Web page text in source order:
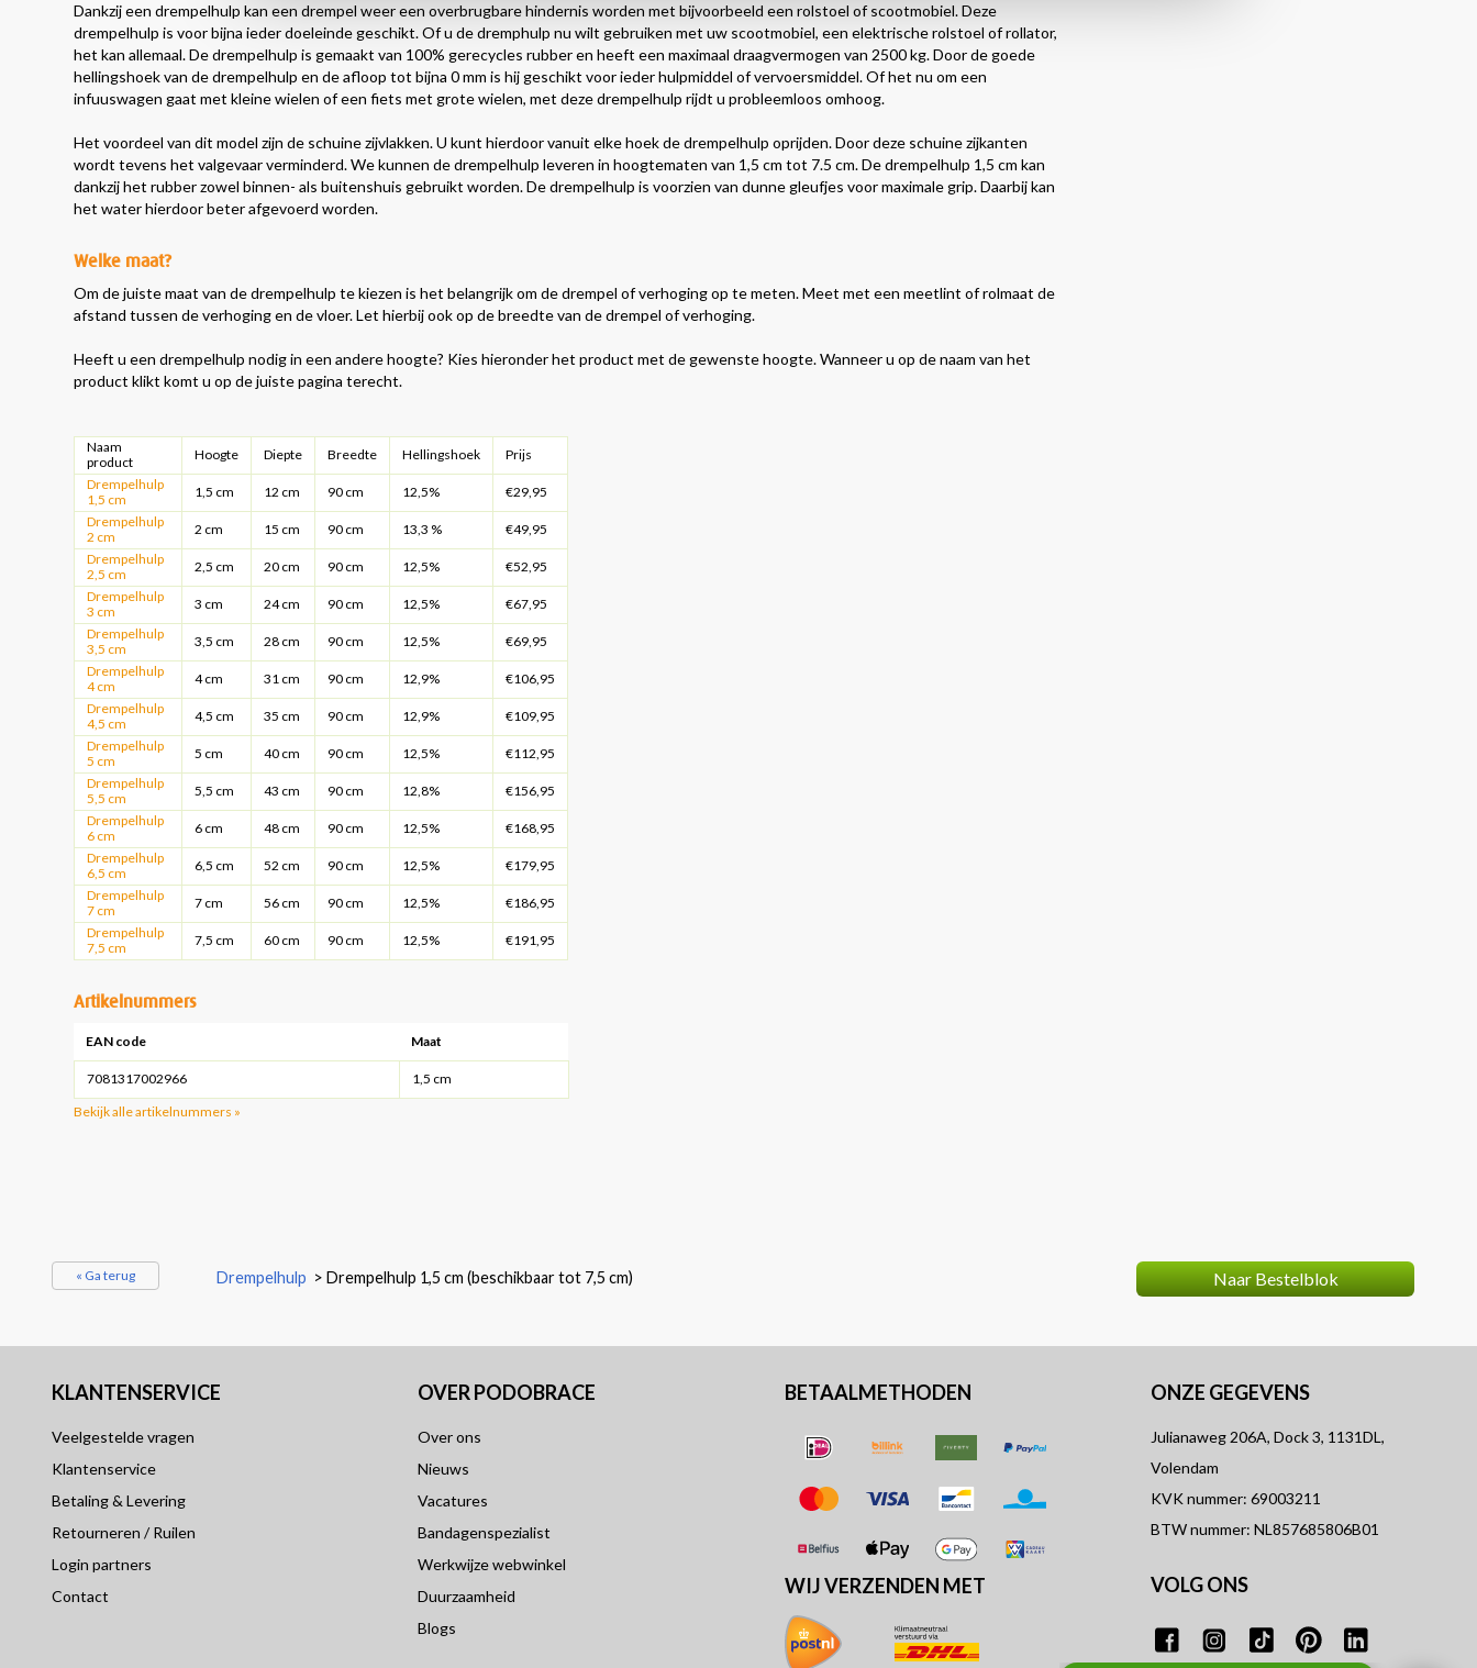
Dankzij een drempelhulp kan een drempel weer een overbrugbare hindernis worden met bijvoorbeeld een rolstoel of scootmobiel. Deze
drempelhulp is voor bijna ieder doeleinde geschikt. Of u de dremphulp nu wilt gebruiken met uw scootmobiel, een elektrische rolstoel of rollator,
het kan allemaal. De drempelhulp is gemaakt van 100% gerecycles rubber en heeft een maximaal draagvermogen van 2500 kg. Door de goede
hellingshoek van de drempelhulp en de afloop tot bijna 0 mm is hij geschikt voor ieder hulpmiddel of vervoersmiddel. Of het nu om een
infuuswagen gaat met kleine wielen of een fiets met grote wielen, met deze drempelhulp rijdt u probleemloos omhoog.
Het voordeel van dit model zijn de schuine zijvlakken. U kunt hierdoor vanuit elke hoek de drempelhulp oprijden. Door deze schuine zijkanten
wordt tevens het valgevaar verminderd. We kunnen de drempelhulp leveren in hoogtematen van 1,5 cm tot 7.5 cm. De drempelhulp 1,5 cm kan
dankzij het rubber zowel binnen- als buitenshuis gebruikt worden. De drempelhulp is voorzien van dunne gleufjes voor maximale grip. Daarbij kan
het water hierdoor beter afgevoerd worden.
Welke maat?
Om de juiste maat van de drempelhulp te kiezen is het belangrijk om de drempel of verhoging op te meten. Meet met een meetlint of rolmaat de
afstand tussen de verhoging en de vloer. Let hierbij ook op de breedte van de drempel of verhoging.
Heeft u een drempelhulp nodig in een andere hoogte? Kies hieronder het product met de gewenste hoogte. Wanneer u op de naam van het
product klikt komt u op de juiste pagina terecht.
Naam
product
Hoogte Diepte Breedte Hellingshoek
Prijs
Drempelhulp
1,5 cm
1,5 cm 12 cm 90 cm 12,5%
€29,95
Drempelhulp
2 cm
2 cm 15 cm 90 cm 13,3 %
€49,95
Drempelhulp
2,5 cm
2,5 cm 20 cm 90 cm 12,5%
€52,95
Drempelhulp
3 cm
3 cm 24 cm 90 cm 12,5%
€67,95
Drempelhulp
3,5 cm
3,5 cm 28 cm 90 cm 12,5%
€69,95
Drempelhulp
4 cm
4 cm 31 cm 90 cm 12,9%
€106,95
Drempelhulp
4,5 cm
4,5 cm 35 cm 90 cm 12,9%
€109,95
Drempelhulp
5 cm
5 cm 40 cm 90 cm 12,5%
€112,95
Drempelhulp
5,5 cm
5,5 cm 43 cm 90 cm 12,8%
€156,95
Drempelhulp
6 cm
6 cm 48 cm 90 cm 12,5%
€168,95
Drempelhulp
6,5 cm
6,5 cm 52 cm 90 cm 12,5%
€179,95
Drempelhulp
7 cm
7 cm 56 cm 90 cm 12,5%
€186,95
Drempelhulp
7,5 cm
7,5 cm 60 cm 90 cm 12,5% €191,95
Artikelnummers
EAN code Maat
7081317002966
1,5 cm
Bekijk alle artikelnummers »
Naar Bestelblok
« Ga terug Drempelhulp > Drempelhulp 1,5 cm (beschikbaar tot 7,5 cm)
KLANTENSERVICE
Veelgestelde vragen
Klantenservice
Betaling & Levering
Retourneren / Ruilen
Login partners
Contact
OVER PODOBRACE
Over ons
Nieuws
Vacatures
Bandagenspezialist
Werkwijze webwinkel
Duurzaamheid
Blogs
BETAALMETHODEN
WIJ VERZENDEN MET
ONZE GEGEVENS
Julianaweg 206A, Dock 3, 1131DL,
Volendam
KVK nummer: 69003211
BTW nummer: NL857685806B01
VOLG ONS